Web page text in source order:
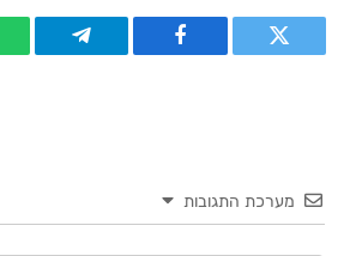
טוויטר פייסבוק Telegram
מערכת התגובות